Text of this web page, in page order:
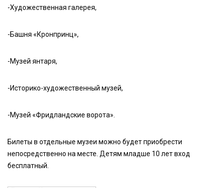
-Художественная галерея,
-Башня «Кронпринц»,
-Музей янтаря,
-Историко-художественный музей,
-Музей «Фридландские ворота».
Билеты в отдельные музеи можно будет приобрести
непосредственно на месте. Детям младше 10 лет вход
бесплатный.